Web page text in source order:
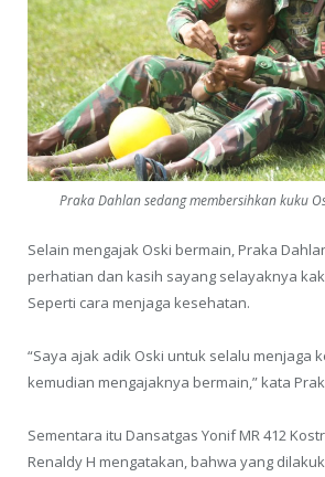
Praka Dahlan sedang membersihkan kuku
Selain mengajak Oski bermain, Praka
perhatian dan kasih sayang selayaknya
Seperti cara menjaga kesehatan.
“Saya ajak adik Oski untuk selalu menjaga
kemudian mengajaknya bermain,” kata
Sementara itu Dansatgas Yonif MR 412
Renaldy H mengatakan, bahwa yang